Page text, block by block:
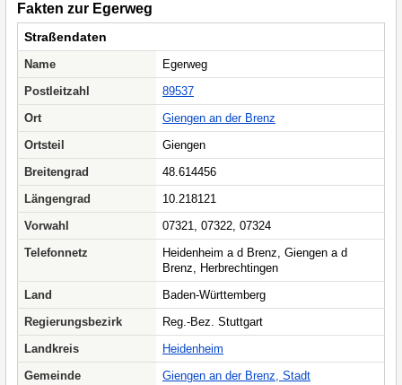
Fakten zur Egerweg
Straßendaten
Name
Egerweg
Postleitzahl
89537
Ort
Giengen an der Brenz
Ortsteil
Giengen
Breitengrad
48.614456
Längengrad
10.218121
Vorwahl
07321, 07322, 07324
Telefonnetz
Heidenheim a d Brenz, Giengen a d
Brenz, Herbrechtingen
Land
Baden-Württemberg
Regierungsbezirk
Reg.-Bez. Stuttgart
Landkreis
Heidenheim
Gemeinde
Giengen an der Brenz, Stadt